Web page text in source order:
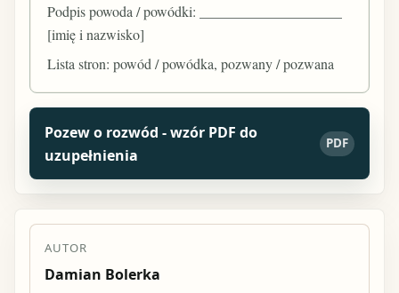
Podpis powoda / powódki: ____________________
[imię i nazwisko]
Lista stron: powód / powódka, pozwany / pozwana
Pozew o rozwód - wzór PDF do
uzupełnienia
PDF
AUTOR
Damian Bolerka